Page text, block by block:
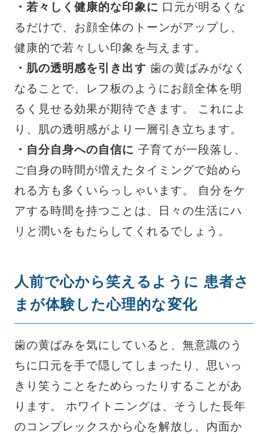
・若々しく健康的な印象に 口元が明るくな
るだけで、お顔全体のトーンがアップし、
健康的で若々しい印象を与えます。
・肌の透明感を引き出す 歯の黄ばみがなく
なることで、レフ板のようにお顔全体を明
るく見せる効果が期待できます。 これによ
り、肌の透明感がより一層引き立ちます。
・自分自身への自信に 子育てが一段落し、
ご自身の時間が増えたタイミングで始めら
れる方も多くいらっしゃいます。 自分をケ
アする時間を持つことは、日々の生活にハ
リと潤いをもたらしてくれるでしょう。
人前で心から笑えるように 患者さ
まが体験した心理的な変化
歯の黄ばみを気にしていると、無意識のう
ちに口元を手で隠してしまったり、思いっ
きり笑うことをためらったりすることがあ
ります。 ホワイトニングは、そうした長年
のコンプレックスから心を解放し、内面か